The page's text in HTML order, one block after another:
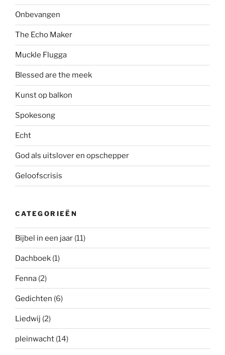
Onbevangen
The Echo Maker
Muckle Flugga
Blessed are the meek
Kunst op balkon
Spokesong
Echt
God als uitslover en opschepper
Geloofscrisis
CATEGORIEËN
Bijbel in een jaar (11)
Dachboek (1)
Fenna (2)
Gedichten (6)
Liedwij (2)
pleinwacht (14)